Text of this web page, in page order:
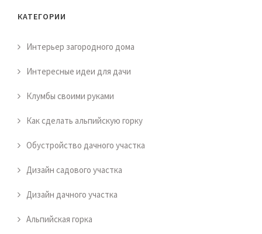
КАТЕГОРИИ
Интерьер загородного дома
Интересные идеи для дачи
Клумбы своими руками
Как сделать альпийскую горку
Обустройство дачного участка
Дизайн садового участка
Дизайн дачного участка
Альпийская горка